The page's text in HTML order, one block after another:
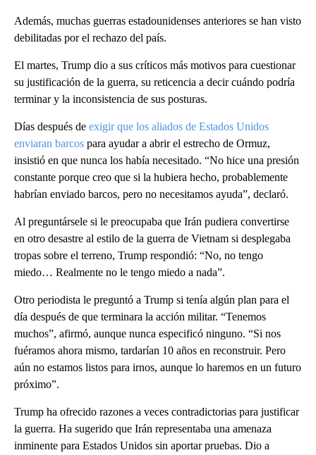
Además, muchas guerras estadounidenses anteriores se han visto
debilitadas por el rechazo del país.
El martes, Trump dio a sus críticos más motivos para cuestionar
su justificación de la guerra, su reticencia a decir cuándo podría
terminar y la inconsistencia de sus posturas.
Días después de exigir que los aliados de Estados Unidos
enviaran barcos para ayudar a abrir el estrecho de Ormuz,
insistió en que nunca los había necesitado. “No hice una presión
constante porque creo que si la hubiera hecho, probablemente
habrían enviado barcos, pero no necesitamos ayuda”, declaró.
Al preguntársele si le preocupaba que Irán pudiera convertirse
en otro desastre al estilo de la guerra de Vietnam si desplegaba
tropas sobre el terreno, Trump respondió: “No, no tengo
miedo… Realmente no le tengo miedo a nada”.
Otro periodista le preguntó a Trump si tenía algún plan para el
día después de que terminara la acción militar. “Tenemos
muchos”, afirmó, aunque nunca especificó ninguno. “Si nos
fuéramos ahora mismo, tardarían 10 años en reconstruir. Pero
aún no estamos listos para irnos, aunque lo haremos en un futuro
próximo”.
Trump ha ofrecido razones a veces contradictorias para justificar
la guerra. Ha sugerido que Irán representaba una amenaza
inminente para Estados Unidos sin aportar pruebas. Dio a